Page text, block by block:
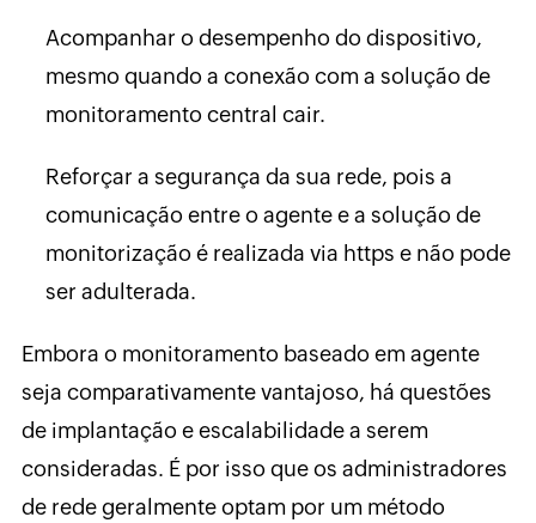
Acompanhar o desempenho do dispositivo,
mesmo quando a conexão com a solução de
monitoramento central cair.
Reforçar a segurança da sua rede, pois a
comunicação entre o agente e a solução de
monitorização é realizada via https e não pode
ser adulterada.
Embora o monitoramento baseado em agente
seja comparativamente vantajoso, há questões
de implantação e escalabilidade a serem
consideradas. É por isso que os administradores
de rede geralmente optam por um método